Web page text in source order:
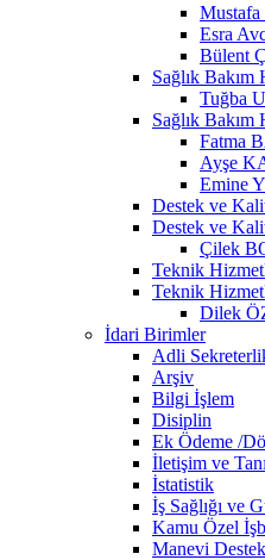
Esra
Bülent
Sağlık
Tuğba
Sağlık Bakım
Fatma
Ayşe
Emine
Destek ve
Destek ve
Çilek
Teknik
Teknik
Dilek
İdari Birimler
Adli
Arşiv
Bilgi İşlem
Disiplin
Ek Ödeme /
İletişim ve
İstatistik
İş Sağlığı ve
Kamu Özel
Manevi